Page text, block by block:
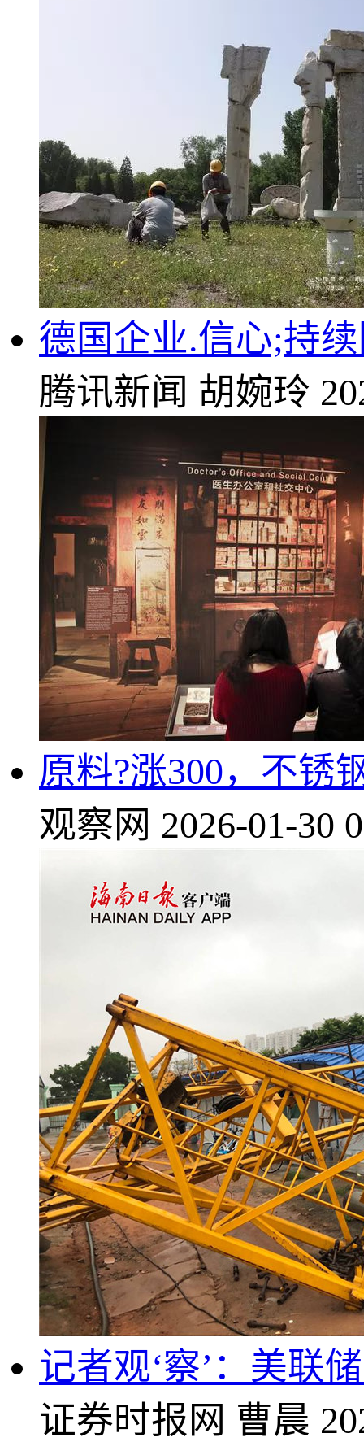
德国企业.信心;持
腾讯新闻 胡婉玲
原料?涨300，不锈
观察网 2026-01-30
记者观‘察’：美联
证券时报网 曹晨